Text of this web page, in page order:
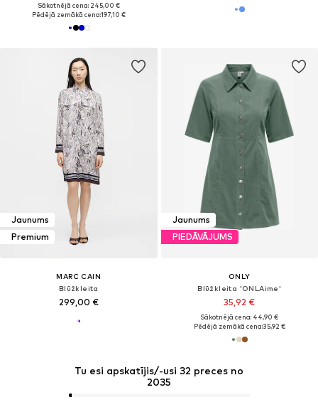
Sākotnējā cena: 245,00 €
Pēdējā zemākā cena:197,10 €
Jaunums
Premium
MARC CAIN
Blūžkleita
299,00 €
Jaunums
PIEDĀVĀJUMS
ONLY
Blūžkleita 'ONLAime'
35,92 €
Sākotnējā cena: 44,90 €
Pēdējā zemākā cena:35,92 €
Tu esi apskatījis/-usi 32 preces no
2035